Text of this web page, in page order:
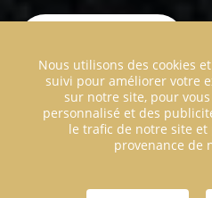
Nous utilisons des cookies
suivi pour améliorer votre
sur notre site, pour
personnalisé et des
le trafic de notre site
provenance de